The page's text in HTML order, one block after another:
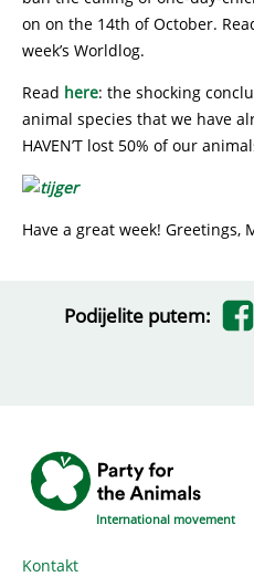
on on the 14th of October.
week’s Worldlog.
Read here: the shocking
animal species that we have
HAVEN’T lost 50% of our
Have a great week! Greetings,
Podijelite putem:
International movement
Kontakt